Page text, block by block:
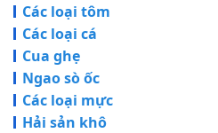
Các loại tôm
Các loại cá
Cua ghẹ
Ngao sò ốc
Các loại mực
Hải sản khô